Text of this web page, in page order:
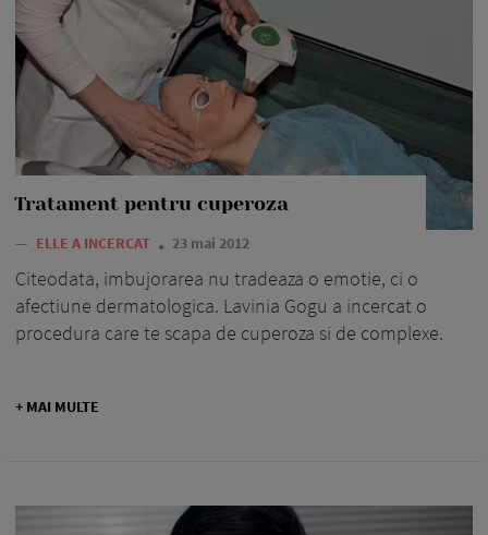
Tratament pentru cuperoza
— ELLE A INCERCAT 23 mai 2012
Citeodata, imbujorarea nu tradeaza o emotie, ci o
afectiune dermatologica. Lavinia Gogu a incercat o
procedura care te scapa de cuperoza si de complexe.
+ MAI MULTE